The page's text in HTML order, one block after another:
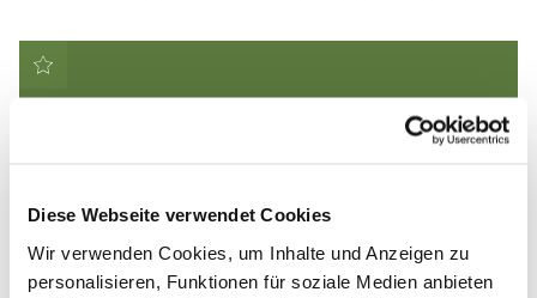
Diese Webseite verwendet Cookies
Wir verwenden Cookies, um Inhalte und Anzeigen zu
personalisieren, Funktionen für soziale Medien anbieten